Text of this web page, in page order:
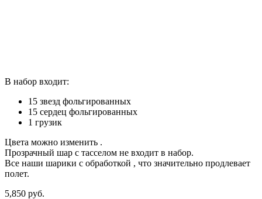
В набор входит:
15 звезд фольгированных
15 сердец фольгированных
1 грузик
Цвета можно изменить .
Прозрачный шар с тасселом не входит в набор.
Все наши шарики с обработкой , что значительно продлевает
полет.
5,850 руб.